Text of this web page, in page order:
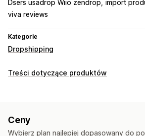
Dsers usadrop Wiio zendrop import
viva reviews
Kategorie
Dropshipping
Produkty, które możesz sprzedawać
Produkty dla niemowląt
Treści dotyczące produktów
Tworzenie treści
Ceny
Wybierz plan najlepiej dopasowany do